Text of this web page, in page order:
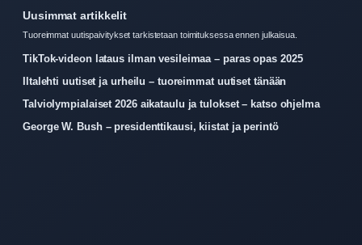
Uusimmat artikkelit
Tuoreimmat uutispaivitykset tarkistetaan toimituksessa ennen julkaisua.
TikTok-videon lataus ilman vesileimaa – paras opas 2025
Iltalehti uutiset ja urheilu – tuoreimmat uutiset tänään
Talviolympialaiset 2026 aikataulu ja tulokset – katso ohjelma
George W. Bush – presidenttikausi, kiistat ja perintö